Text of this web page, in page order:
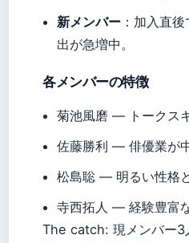
新メンバー ：加入直
出が急増中。
各メンバーの特徴
菊池風磨 — トークス
佐藤勝利 — 俳優業が
松島聡 — 明るい性格
寺西拓人 — 経験豊富
The catch: 現メンバー3